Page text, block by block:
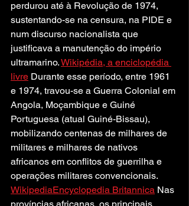
perdurou até à Revolução de 1974,
sustentando-se na censura, na PIDE e
num discurso nacionalista que
justificava a manutenção do império
ultramarino. Wikipédia, a enciclopédia
livre Durante esse período, entre 1961
e 1974, travou-se a Guerra Colonial em
Angola, Moçambique e Guiné
Portuguesa (atual Guiné-Bissau),
mobilizando centenas de milhares de
militares e milhares de nativos
africanos em conflitos de guerrilha e
operações militares convencionais.
WikipediaEncyclopedia Britannica Nas